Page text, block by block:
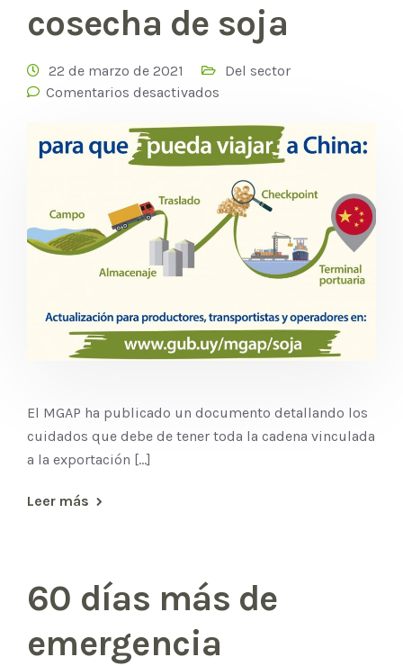
cosecha de soja
22 de marzo de 2021
Del sector
Comentarios desactivados
El MGAP ha publicado un documento detallando los
cuidados que debe de tener toda la cadena vinculada
a la exportación [...]
Leer más
60 días más de
emergencia